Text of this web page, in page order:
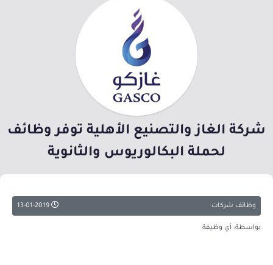
شركة الغاز والتصنيع الأهلية توفر وظائف
لحملة البكالوريوس والثانوية
وظائف شركات
بواسطة: أي وظيفة